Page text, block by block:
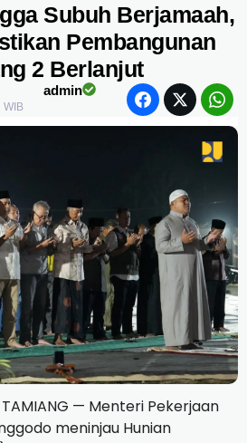
Subuh Berjamaah,
Pembangunan
2 Berlanjut
admin
WIB
TAMIANG — Menteri Pekerjaan
meninjau Hunian